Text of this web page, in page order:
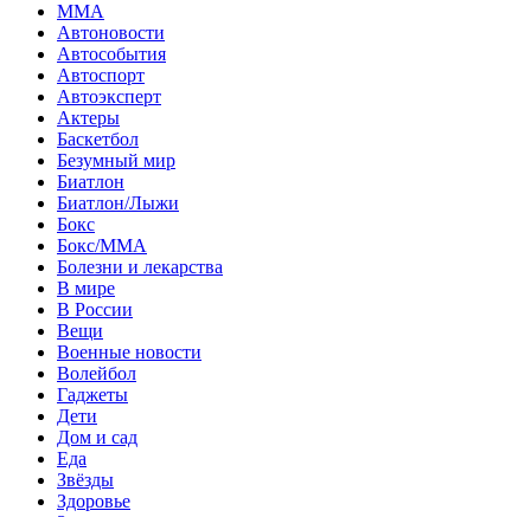
MMA
Автоновости
Автособытия
Автоспорт
Автоэксперт
Актеры
Баскетбол
Безумный мир
Биатлон
Биатлон/Лыжи
Бокс
Бокс/MMA
Болезни и лекарства
В мире
В России
Вещи
Военные новости
Волейбол
Гаджеты
Дети
Дом и сад
Еда
Звёзды
Здоровье